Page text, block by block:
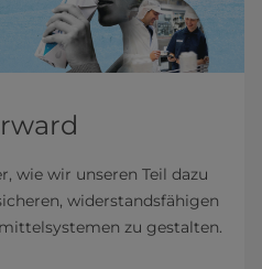
wie wir unseren Teil dazu
widerstandsfähigen
zu gestalten.